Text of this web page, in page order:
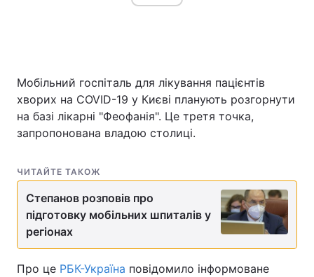
Головна Війна
Україна Політика
Спорт
Техно і зв'язок Лайт
Зброя Інциденти
Мобільний госпіталь для лікування пацієнтів
хворих на COVID-19 у Києві планують розгорнути
на базі лікарні "Феофанія". Це третя точка,
запропонована владою столиці.
ЧИТАЙТЕ ТАКОЖ
Степанов розповів про
підготовку мобільних шпиталів у
регіонах
Про це РБК-Україна повідомило інформоване